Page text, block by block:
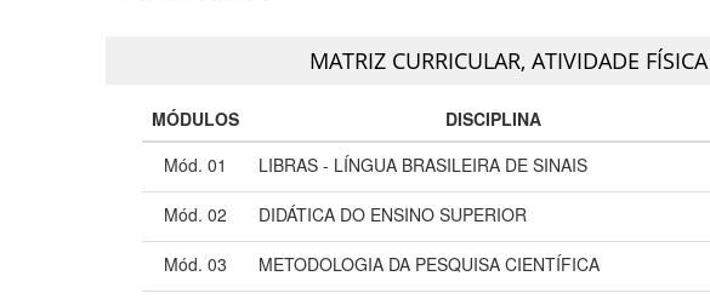
MATRIZ CURRICULAR, ATIVIDADE
MÓDULOS DISCIPLINA
Mód. 01
LIBRAS - LÍNGUA BRASILEIRA DE SINAIS
Mód. 02 DIDÁTICA DO ENSINO SUPERIOR
Mód. 03 METODOLOGIA DA PESQUISA CIENTÍFICA